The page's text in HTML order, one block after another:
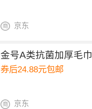
京东
金号A类抗菌加厚毛巾
券后24.88元包邮
京东